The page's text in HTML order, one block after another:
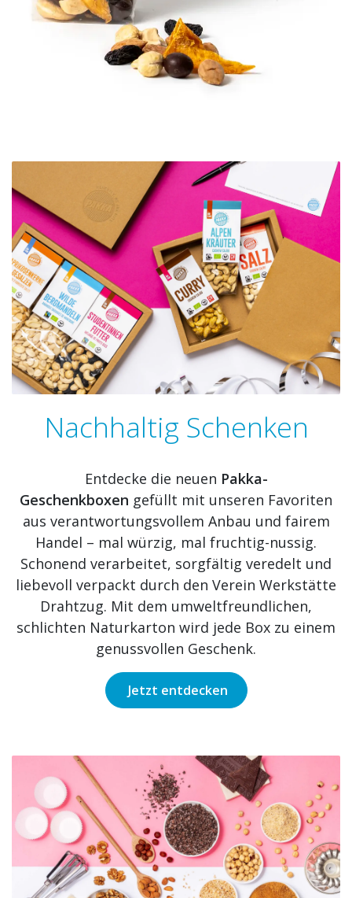
Nachhaltig Schenken
Entdecke die neuen Pakka-
Geschenkboxen gefüllt mit unseren Favoriten
aus verantwortungsvollem Anbau und fairem
Handel – mal würzig, mal fruchtig-nussig.
Schonend verarbeitet, sorgfältig veredelt und
liebevoll verpackt durch den Verein Werkstätte
Drahtzug. Mit dem umweltfreundlichen,
schlichten Naturkarton wird jede Box zu einem
genussvollen Geschenk.
Jetzt entdecken